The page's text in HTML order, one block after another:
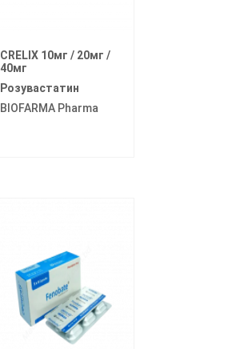
CRELIX 10мг / 20мг /
40мг
Розувастатин
BIOFARMA Pharma